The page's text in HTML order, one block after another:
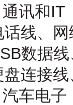
通讯和IT
话线、
数据
盘连接
汽车电子